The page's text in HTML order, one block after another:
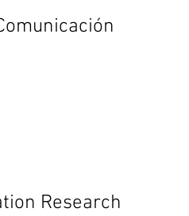
Research